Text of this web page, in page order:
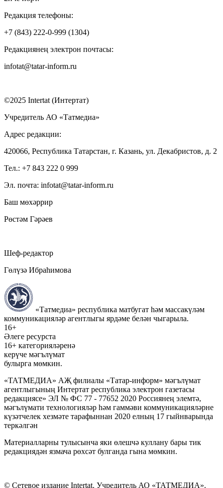
Редакция телефоны:
+7 (843) 222-0-999 (1304)
Редакциянең электрон почтасы:
infotat@tatar-inform.ru
©2025 Intertat (Интертат)
Учредитель АО «Татмедиа»
Адрес редакции:
420066, Республика Татарстан, г. Казань, ул. Декабристов, д. 2
Тел.: +7 843 222 0 999
Эл. почта: infotat@tatar-inform.ru
Баш мөхәррир
Рөстәм Гәрәев
Шеф-редактор
Гөлүзә Ибраһимова
«Татмедиа» республика матбугат һәм массакүләм
коммуникацияләр агентлыгы ярдәме белән чыгарыла.
16+
Әлеге ресурста
16+ категорияләренә
керүче мәгълүмат
булырга мөмкин.
«ТАТМЕДИА» АҖ филиалы «Татар-информ» мәгълүмат
агентлыгының Интертат республика электрон газетасы
редакциясе» ЭЛ № ФС 77 - 77652 2020 Россиянең элемтә,
мәгълүмати технологияләр һәм гаммәви коммуникацияләрне
күзәтчелек хезмәте тарафыннан 2020 елның 17 гыйнварында
теркәлгән
Материалларны тулысынча яки өлешчә куллану бары тик
редакциядән язмача рөхсәт булганда гына мөмкин.
© Сетевое издание Intertat. Учредитель АО «ТАТМЕДИА».